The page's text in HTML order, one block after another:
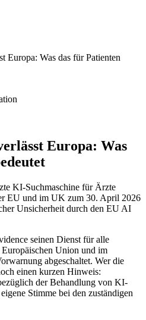
Europa: Was das für Patienten
Europa: Was
KI-Suchmaschine für Ärzte
EU und im UK zum 30. April 2026
Unsicherheit durch den EU AI
seinen Dienst für alle
Union und im
abgeschaltet. Wer die
einen kurzen Hinweis:
der Behandlung von KI-
Stimme bei den zuständigen